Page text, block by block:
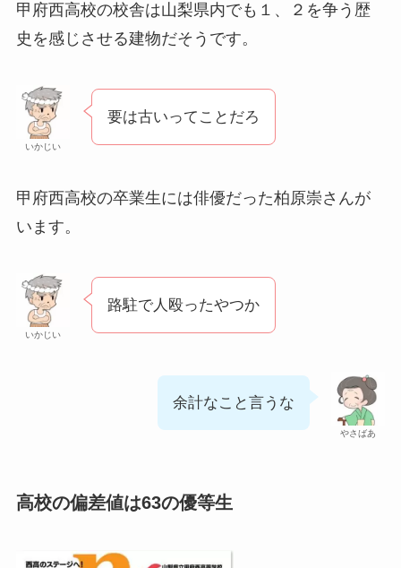
甲府西高校の校舎は山梨県内でも１、２を争う歴
史を感じさせる建物だそうです。
いかじい
要は古いってことだろ
甲府西高校の卒業生には俳優だった柏原崇さんが
います。
いかじい
路駐で人殴ったやつか
やさばあ
余計なこと言うな
高校の偏差値は63の優等生